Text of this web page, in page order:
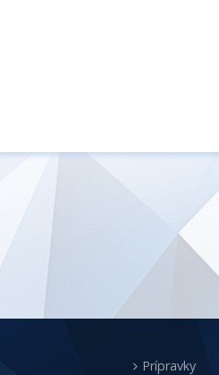
Prípravky